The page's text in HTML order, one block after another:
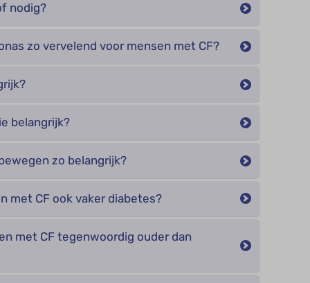
nodig?
zo vervelend voor mensen met CF?
belangrijk?
zo belangrijk?
met CF ook vaker diabetes?
met CF tegenwoordig ouder dan